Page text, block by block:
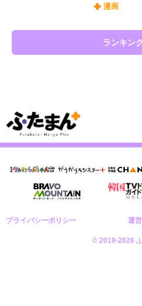
漫画
ランキン
プライバシーポリシー 運
© 2019-2026